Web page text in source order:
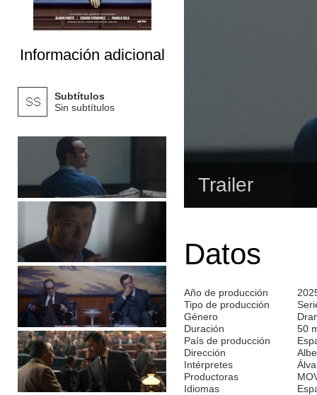
Información adicional
Subtítulos
Sin subtítulos
Trailer
Datos
Año de producción
Tipo de producción
Género
Duración
50
País de producción
Dirección
Intérpretes
Productoras
Idiomas